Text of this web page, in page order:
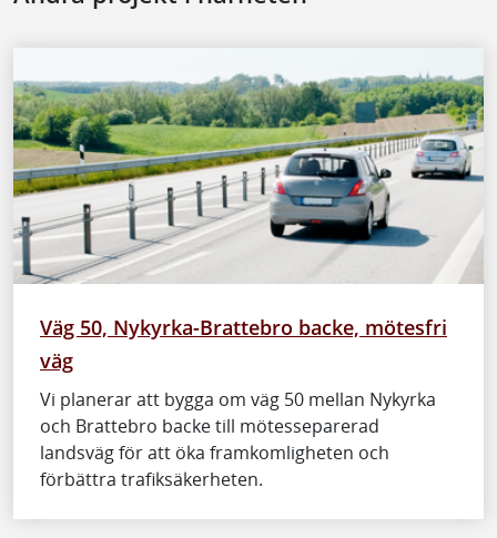
Väg 50, Nykyrka-Brattebro backe, mötesfri
väg
Vi planerar att bygga om väg 50 mellan Nykyrka
och Brattebro backe till mötesseparerad
landsväg för att öka framkomligheten och
förbättra trafiksäkerheten.